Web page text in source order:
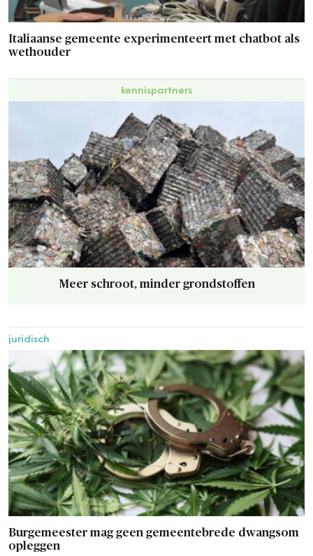
Italiaanse gemeente experimenteert met chatbot als
wethouder
kennispartners
Meer schroot, minder grondstoffen
juridisch
Burgemeester mag geen gemeentebrede dwangsom
opleggen